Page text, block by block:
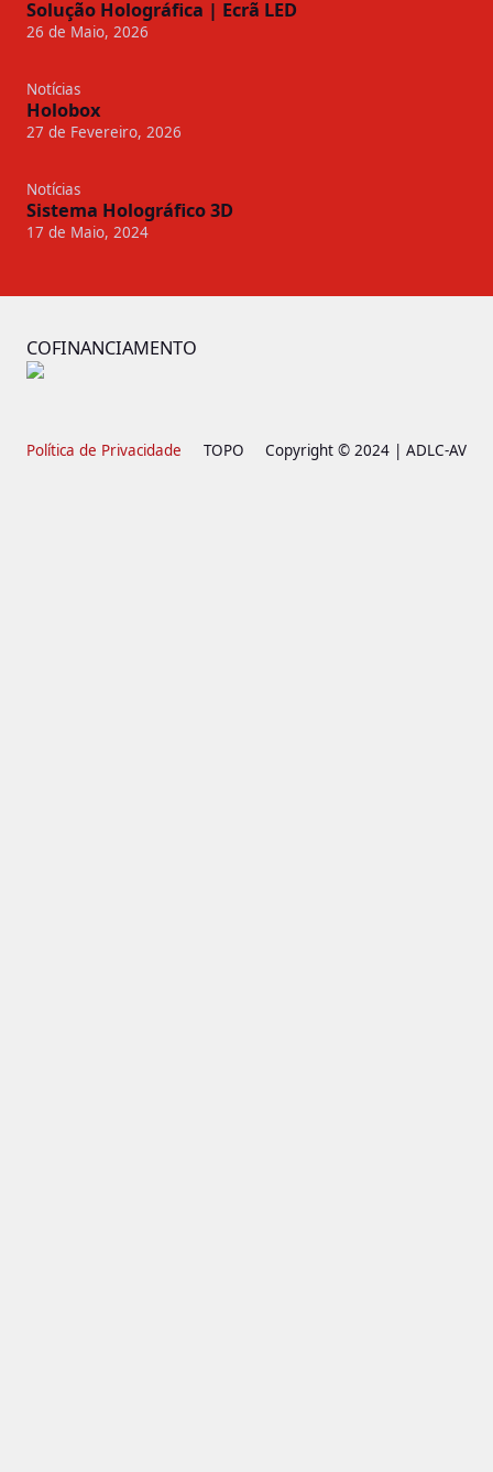
Solução Holográfica | Ecrã LED
26 de Maio, 2026
Notícias
Holobox
27 de Fevereiro, 2026
Notícias
Sistema Holográfico 3D
17 de Maio, 2024
COFINANCIAMENTO
Política de Privacidade TOPO Copyright © 2024 | ADLC-AV